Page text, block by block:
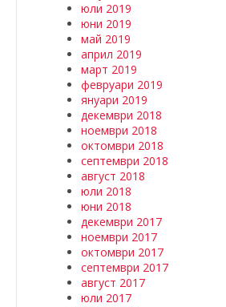
юли 2019
юни 2019
май 2019
април 2019
март 2019
февруари 2019
януари 2019
декември 2018
ноември 2018
октомври 2018
септември 2018
август 2018
юли 2018
юни 2018
декември 2017
ноември 2017
октомври 2017
септември 2017
август 2017
юли 2017